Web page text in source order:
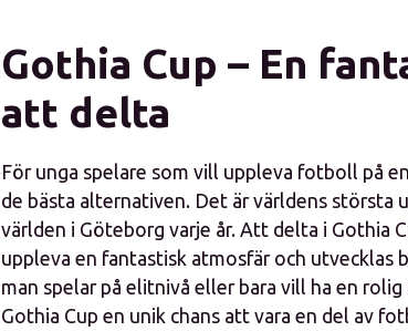
Gothia Cup – En
att delta
För unga spelare som vill uppleva fotboll på
de bästa alternativen. Det är världens största
världen i Göteborg varje år. Att delta i Gothia
uppleva en fantastisk atmosfär och utvecklas
man spelar på elitnivå eller bara vill ha en
Gothia Cup en unik chans att vara en del av